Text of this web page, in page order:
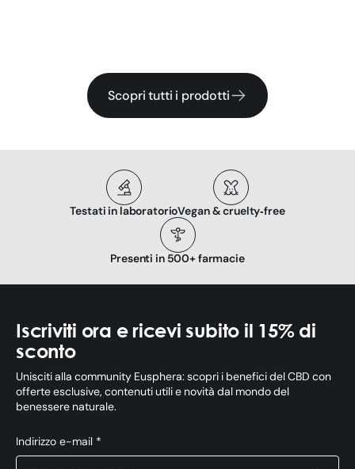
Scopri tutti i prodotti
Testati in laboratorioVegan & cruelty‑free
Presenti in 500+ farmacie
Iscriviti ora e ricevi subito il 15% di
sconto
Unisciti alla community Eusphera: scopri i benefici del CBD con
offerte esclusive, contenuti utili e novità dal mondo del
benessere naturale.
Indirizzo e-mail *